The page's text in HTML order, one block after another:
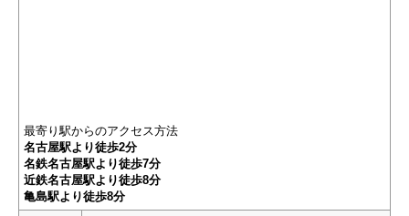
最寄り駅からのアクセス方法
名古屋駅より徒歩2分
名鉄名古屋駅より徒歩7分
近鉄名古屋駅より徒歩8分
亀島駅より徒歩8分